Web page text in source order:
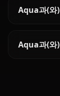
Aqua과(와
Aqua과(와